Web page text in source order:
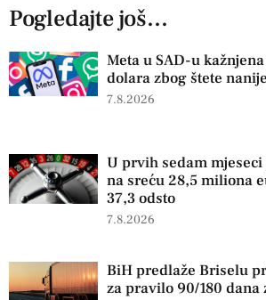
Pogledajte još...
Meta u SAD-u
dolara zbog štete
7.8.2026
U prvih sedam
na sreću 28,5 miliona
37,3 odsto
7.8.2026
BiH predlaže Briselu
za pravilo 90/180 dana